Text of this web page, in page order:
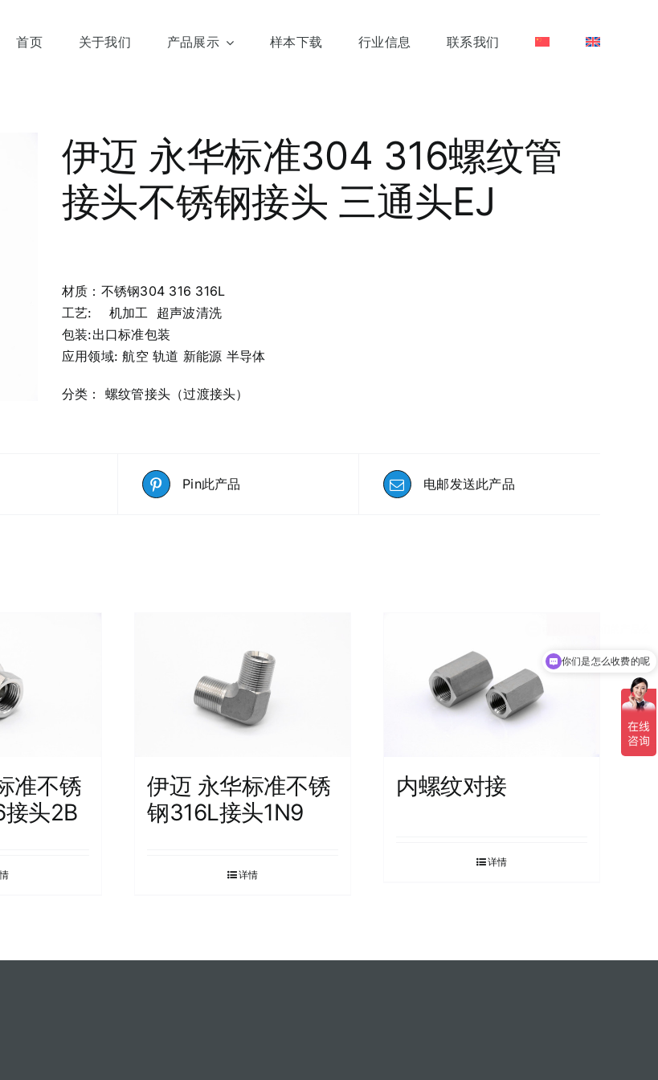
首页 关于我们 产品展示 样本下载 行业信息 联系我们
伊迈 永华标准304 316螺纹管
接头不锈钢接头 三通头EJ
材质：不锈钢304 316 316L
工艺: 机加工 超声波清洗
包装:出口标准包装
应用领域: 航空 轨道 新能源 半导体
分类： 螺纹管接头（过渡接头）
Pin此产品 电邮发送此产品
准不锈
头2B
伊迈 永华标准不锈
钢316L接头1N9
详情
内螺纹对接
详情
你们是怎么收费的呢